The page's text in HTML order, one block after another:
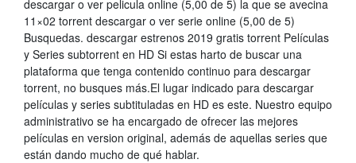
descargar o ver pelicula online (5,00 de 5) la que se avecina
11×02 torrent descargar o ver serie online (5,00 de 5)
Busquedas. descargar estrenos 2019 gratis torrent Películas
y Series subtorrent en HD Si estas harto de buscar una
plataforma que tenga contenido continuo para descargar
torrent, no busques más.El lugar indicado para descargar
películas y series subtituladas en HD es este. Nuestro equipo
administrativo se ha encargado de ofrecer las mejores
películas en version original, además de aquellas series que
están dando mucho de qué hablar.